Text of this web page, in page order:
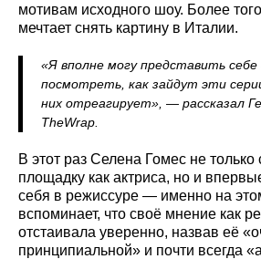
мотивам исходного шоу. Более
мечтает снять картину в Италии.
«Я вполне могу представить
посмотреть, как зайдут эти
них отреагирует», — рассказал
TheWrap.
В этот раз Селена Гомес не
площадку как актриса, но и
себя в режиссуре — именно на
вспоминает, что своё мнение как
отстаивала уверенно, назвав её
принципиальной» и почти всегда